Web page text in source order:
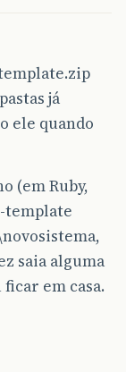
já
ele quando
(em Ruby,
template
saia alguma
em casa.